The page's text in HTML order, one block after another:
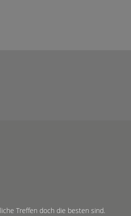
Treffen doch die besten sind.